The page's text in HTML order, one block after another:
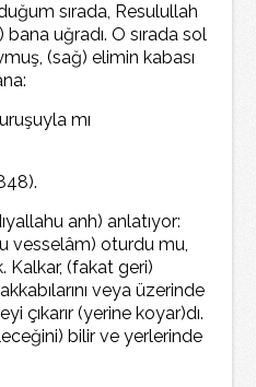
sırada, Resulullah
uğradı. O sırada sol
(sağ) elimin kabası
mı
anh) anlatıyor:
vesselâm) oturdu mu,
Kalkar, (fakat geri)
veya üzerinde
çıkarır (yerine koyar)dı.
bilir ve yerlerinde